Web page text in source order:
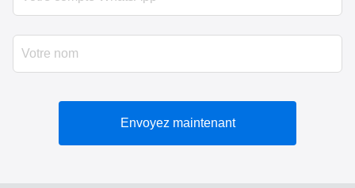
Envoyez maintenant